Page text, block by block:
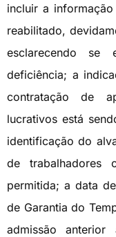
incluir a
reabilitado,
esclarecendo
deficiência; a
contratação de
lucrativos está
identificação do
de trabalhadores
permitida; a data
de Garantia do
admissão